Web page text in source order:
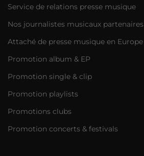
Service de relations presse musique
Nos journalistes musicaux partenaires
Attaché de presse musique en Europe
Promotion album & EP
Promotion single & clip
Promotion playlists
Promotions clubs
Promotion concerts & festivals